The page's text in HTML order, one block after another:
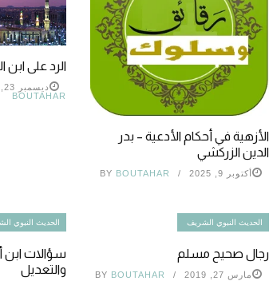
الرد على ابن
ديسمبر 23, 2021
BOUTAHAR
الأزهية في أحكام الأدعية – بدر
الدين الزركشي
أكتوبر 9, 2025 BY BOUTAHAR
الحديث النبوي
سؤالات ابن
والتعديل
الحديث النبوي الشريف
رجال صحيح مسلم
مارس 27, 2019 BY BOUTAHAR